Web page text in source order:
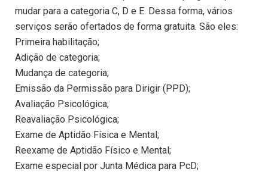
mudar para a categoria C, D e E. Dessa forma, vários
serviços serão ofertados de forma gratuita. São eles:
Primeira habilitação;
Adição de categoria;
Mudança de categoria;
Emissão da Permissão para Dirigir (PPD);
Avaliação Psicológica;
Reavaliação Psicológica;
Exame de Aptidão Física e Mental;
Reexame de Aptidão Físico e Mental;
Exame especial por Junta Médica para PcD;